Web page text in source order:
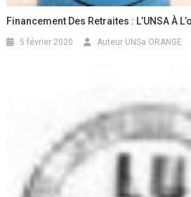
Financement Des Retraites : L’UNSA À
5 février 2020 Auteur UNSa ORANGE